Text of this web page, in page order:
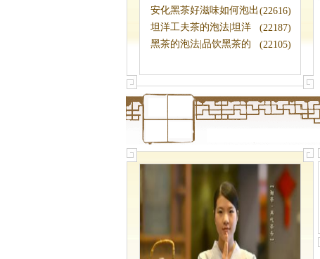
蒸煮法
(22616)
安化黑茶好滋味如何泡出
来?|黑茶泡
(22187)
坦洋工夫茶的泡法|坦洋
工夫怎么泡
(22105)
黑茶的泡法|品饮黑茶的